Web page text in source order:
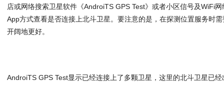
店或网络搜索卫星软件《AndroiTS GPS Test》或者小区信号及WiFi
App方式查看是否连接上北斗卫星。要注意的是，在探测位置服务时
开阔地更好。
AndroiTS GPS Test显示已经连接上了多颗卫星，这里的北斗卫星已经